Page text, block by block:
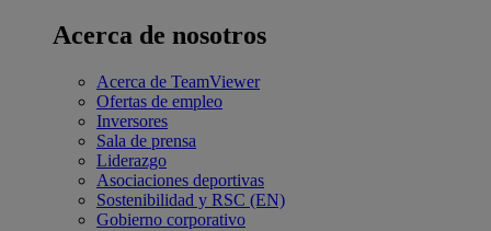
Acerca de nosotros
Acerca de TeamViewer
Ofertas de empleo
Inversores
Sala de prensa
Liderazgo
Asociaciones deportivas
Sostenibilidad y RSC (EN)
Gobierno corporativo